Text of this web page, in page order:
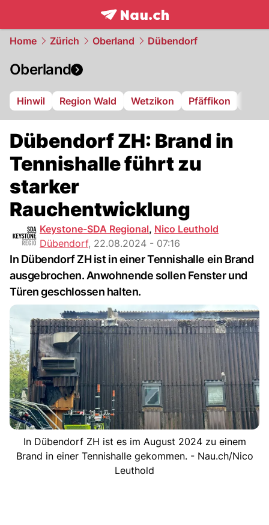
frontpage.NAU.ch
Home Zürich Oberland Dübendorf
Oberland
Hinwil Region Wald Wetzikon Pfäffikon
Dübendorf ZH: Brand in
Tennishalle führt zu
starker
Rauchentwicklung
Keystone-SDA Regional, Nico Leuthold
Dübendorf, 22.08.2024 - 07:16
In Dübendorf ZH ist in einer Tennishalle ein Brand
ausgebrochen. Anwohnende sollen Fenster und
Türen geschlossen halten.
In Dübendorf ZH ist es im August 2024 zu einem
Brand in einer Tennishalle gekommen. - Nau.ch/Nico
Leuthold